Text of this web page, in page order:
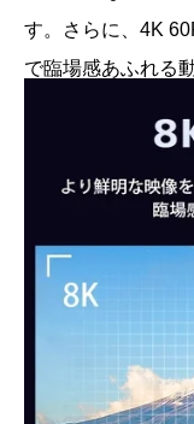
す。さらに、4K
で臨場感あふれる